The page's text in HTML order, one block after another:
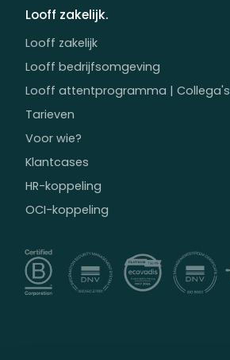
Looff zakelijk.
Looff zakelijk
Looff bedrijfsomgeving
Looff attentprogramma | Collega's
Tarieven
Voor wie?
Klantcases
HR-koppeling
OCI-koppeling